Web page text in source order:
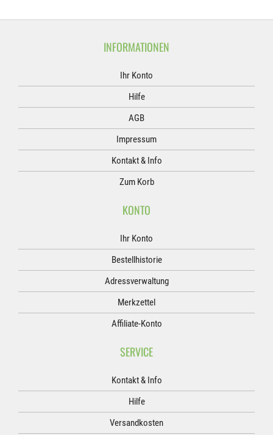
INFORMATIONEN
Ihr Konto
Hilfe
AGB
Impressum
Kontakt & Info
Zum Korb
KONTO
Ihr Konto
Bestellhistorie
Adressverwaltung
Merkzettel
Affiliate-Konto
SERVICE
Kontakt & Info
Hilfe
Versandkosten